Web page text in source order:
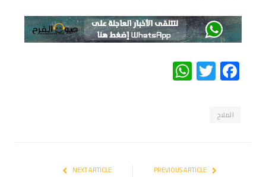
Facebook
Twitter
WhatsApp
الملاح
NEXT ARTICLE